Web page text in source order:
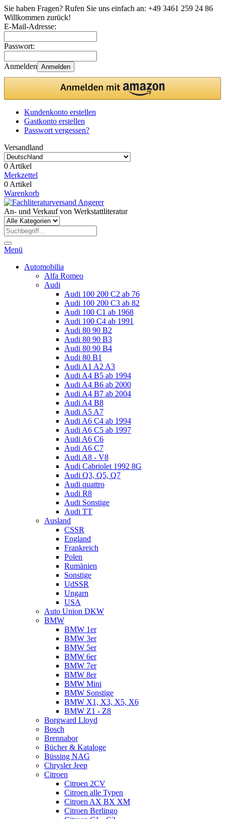
Sie haben Fragen? Rufen Sie uns einfach an: +49 3461 259 24 86
Willkommen zurück!
E-Mail-Adresse:
Passwort:
Anmelden Anmelden
Kundenkonto erstellen
Gastkonto erstellen
Passwort vergessen?
Versandland
0 Artikel
Merkzettel
0 Artikel
Warenkorb
An- und Verkauf von Werkstattliteratur
Menü
Automobilia
Alfa Romeo
Audi
Audi 100 200 C2 ab 76
Audi 100 200 C3 ab 82
Audi 100 C1 ab 1968
Audi 100 C4 ab 1991
Audi 80 90 B2
Audi 80 90 B3
Audi 80 90 B4
Audi 80 B1
Audi A1 A2 A3
Audi A4 B5 ab 1994
Audi A4 B6 ab 2000
Audi A4 B7 ab 2004
Audi A4 B8
Audi A5 A7
Audi A6 C4 ab 1994
Audi A6 C5 ab 1997
Audi A6 C6
Audi A6 C7
Audi A8 - V8
Audi Cabriolet 1992 8G
Audi Q3, Q5, Q7
Audi quattro
Audi R8
Audi Sonstige
Audi TT
Ausland
CSSR
England
Frankreich
Polen
Rumänien
Sonstige
UdSSR
Ungarn
USA
Auto Union DKW
BMW
BMW 1er
BMW 3er
BMW 5er
BMW 6er
BMW 7er
BMW 8er
BMW Mini
BMW Sonstige
BMW X1, X3, X5, X6
BMW Z1 - Z8
Borgward Lloyd
Bosch
Brennabor
Bücher & Kataloge
Büssing NAG
Chrysler Jeep
Citroen
Citroen 2CV
Citroen alle Typen
Citroen AX BX XM
Citroen Berlingo